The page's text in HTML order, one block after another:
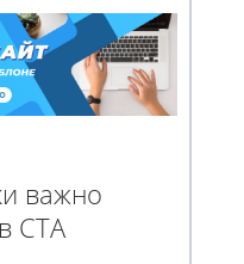
важно
CTA